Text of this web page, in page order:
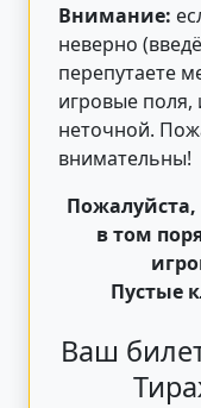
Внимание:
неверно
перепутаете
игровые поля,
неточной.
внимательны!
Пожалуйста,
в том
Пустые
Ваш